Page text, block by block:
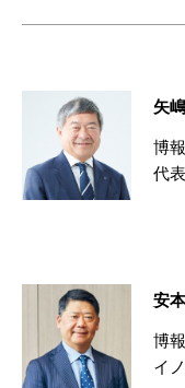
矢
博
代
安
博
イ